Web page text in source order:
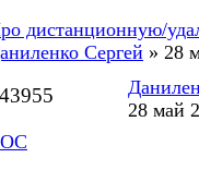
дистанционную/
Сергей » 28
43955
28 май
ОС